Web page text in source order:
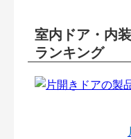
室内ドア・内
ランキング